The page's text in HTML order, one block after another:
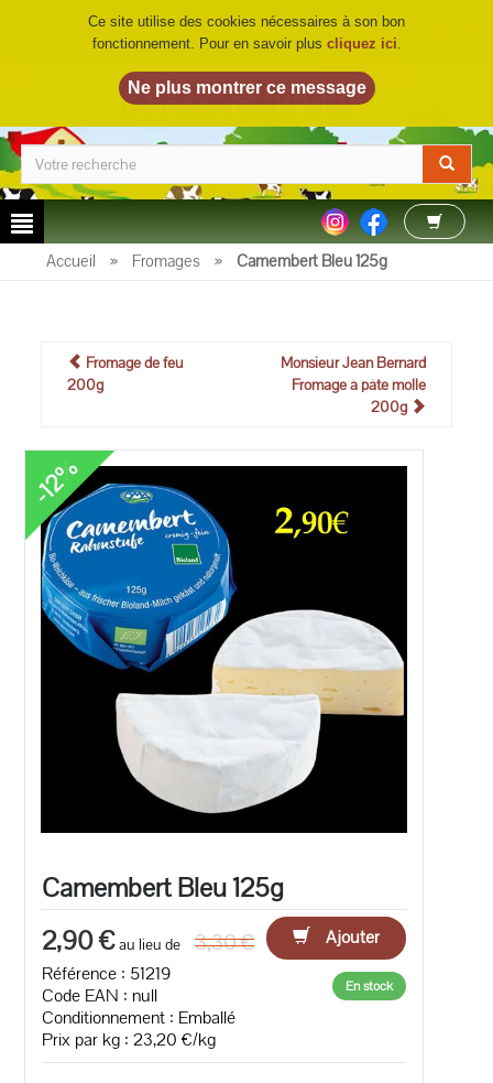
LA FERME DU BIO©
Accueil » Fromages » Camembert Bleu 125g
Fromage de feu
200g
Monsieur Jean Bernard
Fromage à pâte molle
200g
-12%
Camembert Bleu 125g
2,90 €au lieu de 3,30 €
Ajouter
Référence : 51219
Code EAN : null
Conditionnement : Emballé
Prix par kg : 23,20 €/kg
En stock
Ce site utilise des cookies nécessaires à son bon
fonctionnement. Pour en savoir plus cliquez ici.